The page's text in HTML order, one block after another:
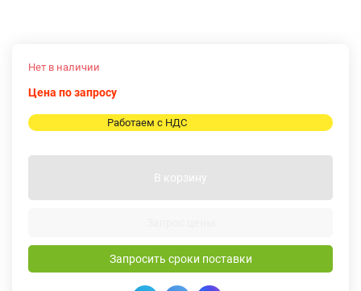
Нет в наличии
Цена по запросу
Работаем с НДС
В корзину
Запросить сроки поставки